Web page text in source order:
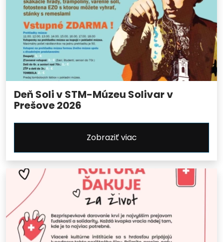
Deň Soli v STM-Múzeu Solivar v
Prešove 2026
Zobraziť viac